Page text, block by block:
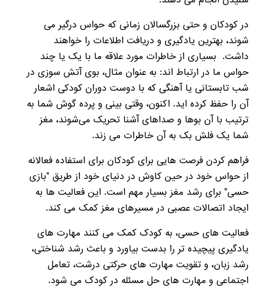
در کودکان و حتی بزرگسالان زمانی که حواس درگیر می
شوند، بهترین یادگیری و دریافت اطلاعات را خواهند
داشت. بسیاری از خاطرات مورد علاقه ما با یک یا چند
حواس ما در ارتباط اند: به عنوان مثال، بوی آتش سوزی در
شب تابستانی یا آهنگی که با دوست دوران کودکی اشعار
آن را حفظ کرده اید. اکنون، وقتی بینی و پرده‌ گوش شما به
ترتیب با آن بوها و صداهای آشنا تحریک می‌شوند، مغز
شما یک فلش بک به آن خاطرات می زند.
فراهم کردن فرصت هایی برای کودکان برای استفاده فعالانه
از حواس خود در حین کاوش در دنیای خود از طریق "بازی
حسی" برای رشد مغز بسیار مهم است. این فعالیت ها به
ایجاد اتصالات عصبی در مسیرهای مغز کمک می کند.
فعالیت های حسی، به کودک کمک می کنند مهارت های
یادگیری پیچیده تر را بدست بیاورد و باعث رشد شناختی،
رشد زبان، و تقویت مهارت های حرکتی درشت، تعامل
اجتماعی و مهارت های حل مسئله در کودک می شود.